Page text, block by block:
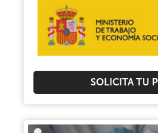
SOLICITA TU